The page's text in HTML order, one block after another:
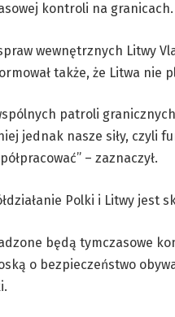
kontroli na granicach.
wewnętrznych Litwy
także, że Litwa
patroli
jednak nasze siły, czyli
– zaznaczył.
Polki i Litwy jest
będą tymczasowe
o bezpieczeństwo